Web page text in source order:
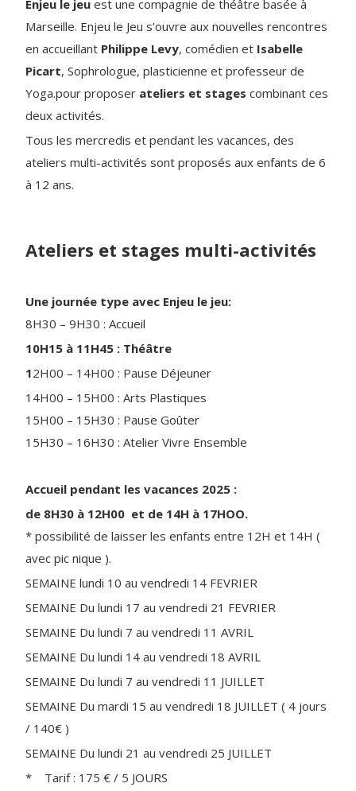
Enjeu le jeu est une compagnie de théâtre basée à
Marseille. Enjeu le Jeu s’ouvre aux nouvelles rencontres
en accueillant Philippe Levy, comédien et Isabelle
Picart, Sophrologue, plasticienne et professeur de
Yoga.pour proposer ateliers et stages combinant ces
deux activités.
Tous les mercredis et pendant les vacances, des
ateliers multi-activités sont proposés aux enfants de 6
à 12 ans.
Ateliers et stages multi-activités
Une journée type avec Enjeu le jeu:
8H30 – 9H30 : Accueil
10H15 à 11H45 : Théâtre
12H00 – 14H00 : Pause Déjeuner
14H00 – 15H00 : Arts Plastiques
15H00 – 15H30 : Pause Goûter
15H30 – 16H30 : Atelier Vivre Ensemble
Accueil pendant les vacances 2025 :
de 8H30 à 12H00 et de 14H à 17HOO.
* possibilité de laisser les enfants entre 12H et 14H (
avec pic nique ).
SEMAINE lundi 10 au vendredi 14 FEVRIER
SEMAINE Du lundi 17 au vendredi 21 FEVRIER
SEMAINE Du lundi 7 au vendredi 11 AVRIL
SEMAINE Du lundi 14 au vendredi 18 AVRIL
SEMAINE Du lundi 7 au vendredi 11 JUILLET
SEMAINE Du mardi 15 au vendredi 18 JUILLET ( 4 jours
/ 140€ )
SEMAINE Du lundi 21 au vendredi 25 JUILLET
* Tarif : 175 € / 5 JOURS